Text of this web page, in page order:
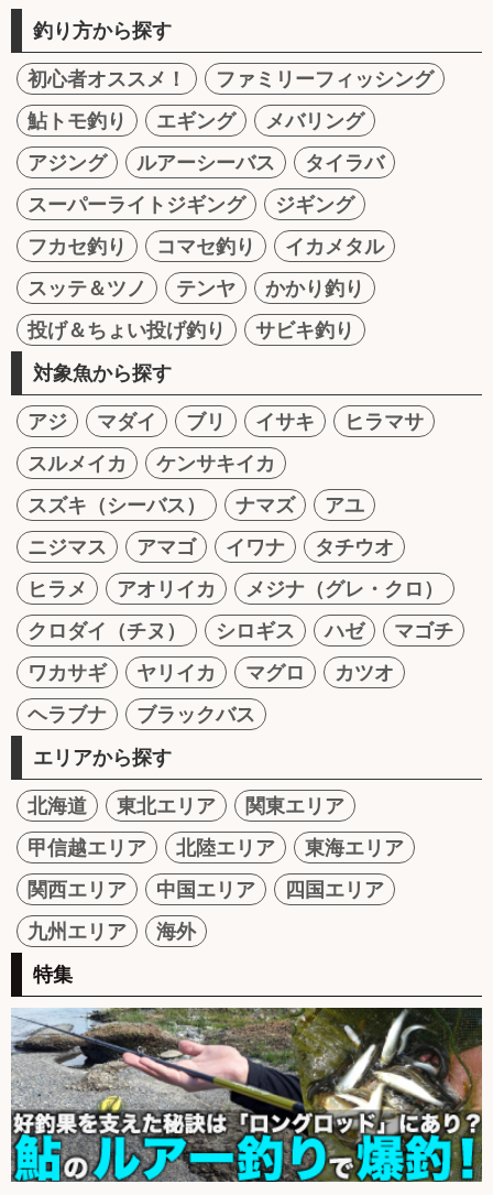
釣り方から探す
初心者オススメ！
ファミリーフィッシング
鮎トモ釣り
エギング
メバリング
アジング
ルアーシーバス
タイラバ
スーパーライトジギング
ジギング
フカセ釣り
コマセ釣り
イカメタル
スッテ＆ツノ
テンヤ
かかり釣り
投げ＆ちょい投げ釣り
サビキ釣り
対象魚から探す
アジ マダイ ブリ イサキ
ヒラマサ
スルメイカ
ケンサキイカ
スズキ（シーバス）
ナマズ
アユ
ニジマス
アマゴ イワナ
タチウオ
ヒラメ
アオリイカ
メジナ（グレ・クロ）
クロダイ（チヌ）
シロギス ハゼ
マゴチ
ワカサギ
ヤリイカ マグロ
カツオ
ヘラブナ
ブラックバス
エリアから探す
北海道 東北エリア
関東エリア
甲信越エリア
北陸エリア
東海エリア
関西エリア
中国エリア
四国エリア
九州エリア
海外
特集